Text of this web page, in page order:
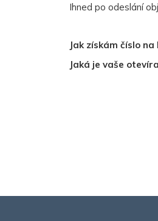
Ihned po odeslání
Jak získám číslo
Jaká je vaše